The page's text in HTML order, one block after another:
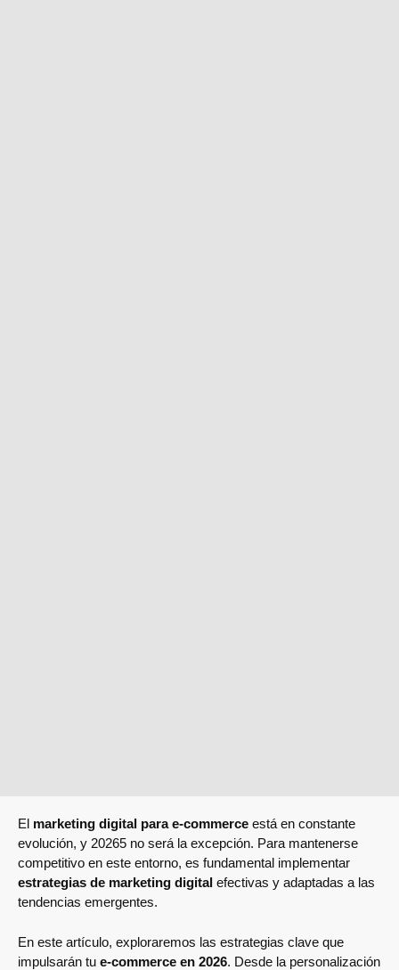
El marketing digital para e-commerce está en constante
evolución, y 20265 no será la excepción. Para mantenerse
competitivo en este entorno, es fundamental implementar
estrategias de marketing digital efectivas y adaptadas a las
tendencias emergentes.
En este artículo, exploraremos las estrategias clave que
impulsarán tu e-commerce en 2026. Desde la personalización